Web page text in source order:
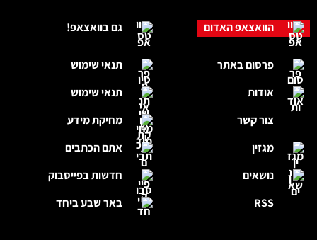
גם בוואצאפ!
תנאי שימוש
תנאי שימוש
מחיקת מידע
אתם הכתבים
חדשות בפייסבוק
באר שבע ביחד
הוואצאפ האדום
פרסום באתר
אודות
צור קשר
מגזין
נושאים
RSS